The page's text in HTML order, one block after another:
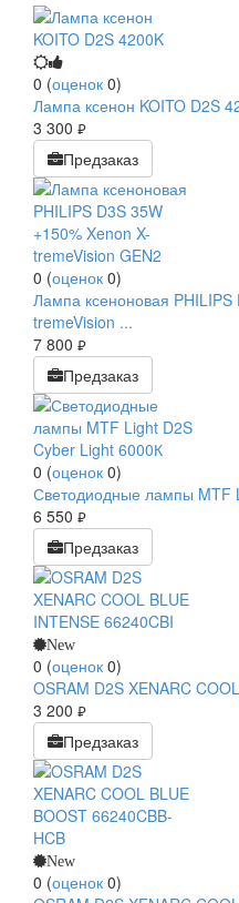
0 (оценок 0)
Лампа ксенон KOITO D2S
3 300 руб.
Предзаказ
0 (оценок 0)
Лампа ксеноновая
tremeVision ...
7 800 руб.
Предзаказ
0 (оценок 0)
Светодиодные лампы MTF
6 550 руб.
Предзаказ
New
0 (оценок 0)
OSRAM D2S XENARC
3 200 руб.
Предзаказ
New
0 (оценок 0)